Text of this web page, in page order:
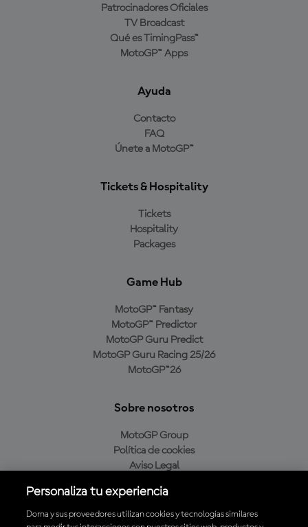
Patrocinadores Oficiales
TV Broadcast
Qué es TimingPass™
MotoGP™ Apps
Ayuda
Contacto
FAQ
Únete a MotoGP™
Tickets & Hospitality
Tickets
Hospitality
Packages
Game Hub
MotoGP™ Fantasy
MotoGP™ Predictor
MotoGP Guru Predict
MotoGP Guru Racing 25/26
MotoGP™26
Sobre nosotros
MotoGP Group
Política de cookies
Aviso Legal
Política de compra
Personaliza tu experiencia
Dorna y sus proveedores utilizan cookies y tecnologías similares